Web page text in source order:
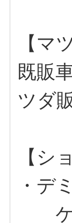
【マ
既販
ツダ
【シ
・デ
ケ